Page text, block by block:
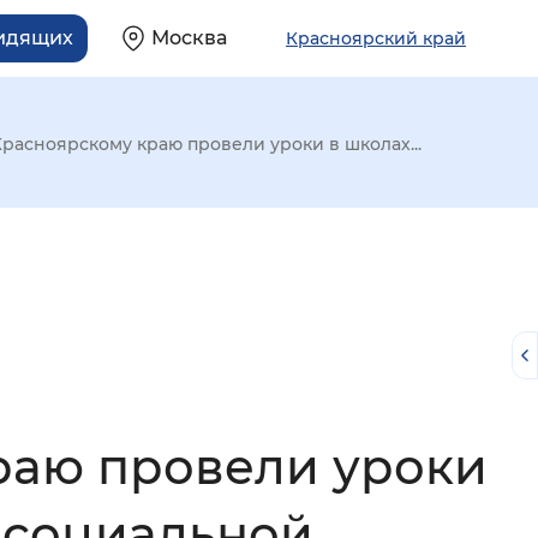
Москва Красноярский край
краю провели уроки в школах...
провели уроки